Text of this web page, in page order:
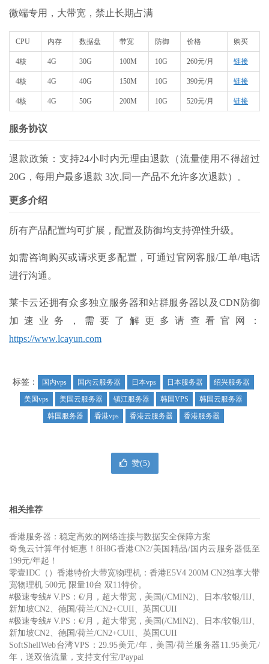
微端专用，大带宽，禁止长期占满
CPU 内存 数据盘 带宽 防御 价格 购买
4核 4G 30G 100M 10G 260元/月 链接
4核 4G 40G 150M 10G 390元/月 链接
4核 4G 50G 200M 10G 520元/月 链接
服务协议
退款政策：支持24小时内无理由退款（流量使用不得超过
20G，每用户最多退款 3次,同一产品不允许多次退款）。
更多介绍
所有产品配置均可扩展，配置及防御均支持弹性升级。
如需咨询购买或请求更多配置，可通过官网客服/工单/电话
进行沟通。
莱卡云还拥有众多独立服务器和站群服务器以及CDN防御
加速业务，需要了解更多请查看官网：
https://www.lcayun.com
标签： 国内vps 国内云服务器 日本vps 日本服务器
绍兴服务器
美国vps
美国云服务器 镇江服务器 韩国VPS
韩国云服务器
韩国服务器
香港vps 香港云服务器 香港服务器
赞(5)
相关推荐
香港服务器：稳定高效的网络连接与数据安全保障方案
奇兔云计算年付钜惠！8H8G香港CN2/美国精品/国内云服务器低至
199元/年起！
零壹IDC（）香港特价大带宽物理机：香港E5V4 200M CN2独享大带
宽物理机 500元 限量10台 双11特价。
#极速专线# V.PS：€/月，超大带宽，美国(/CMIN2)、日本/软银/IIJ、
新加坡CN2、德国/荷兰/CN2+CUII、英国CUII
#极速专线# V.PS：€/月，超大带宽，美国(/CMIN2)、日本/软银/IIJ、
新加坡CN2、德国/荷兰/CN2+CUII、英国CUII
SoftShellWeb台湾VPS：29.95美元/年，美国/荷兰服务器11.95美元/
年，送双倍流量，支持支付宝/Paypal